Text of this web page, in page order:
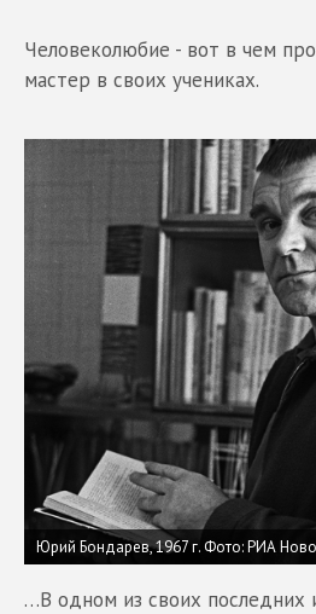
Человеколюбие - вот в чем
мастер в своих учениках.
Юрий Бондарев, 1967 г. Фото: РИА
…В одном из своих последних